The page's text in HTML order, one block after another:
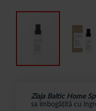
Ziaja Baltic Home
sa îmbogățită cu